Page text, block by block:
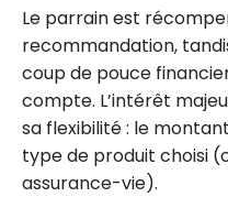
Le parrain est
recommandation,
coup de pouce
compte. L’intérêt
sa flexibilité : le
type de produit choisi
assurance-vie).